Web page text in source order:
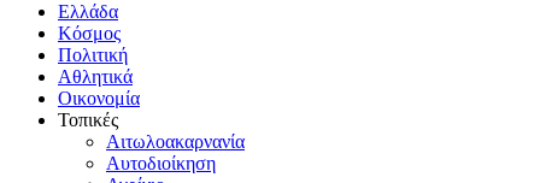
Ελλάδα
Κόσμος
Πολιτική
Αθλητικά
Οικονομία
Τοπικές
Αιτωλοακαρνανία
Αυτοδιοίκηση